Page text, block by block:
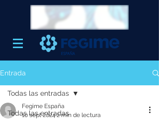
Entrada
Todas las entradas
Todas las entradas
Fegime España
10 sept 20242 min de lectura